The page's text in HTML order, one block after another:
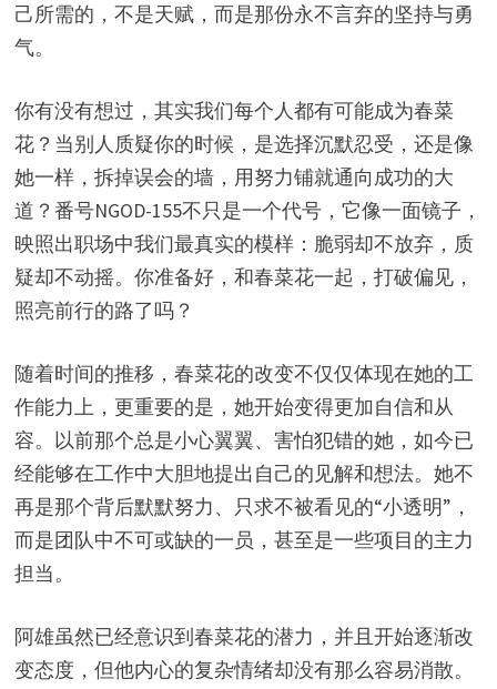
己所需的，不是天赋，而是那份永不言弃的坚持与勇
气。
你有没有想过，其实我们每个人都有可能成为春菜
花？当别人质疑你的时候，是选择沉默忍受，还是像
她一样，拆掉误会的墙，用努力铺就通向成功的大
道？番号NGOD-155不只是一个代号，它像一面镜子，
映照出职场中我们最真实的模样：脆弱却不放弃，质
疑却不动摇。你准备好，和春菜花一起，打破偏见，
照亮前行的路了吗？
随着时间的推移，春菜花的改变不仅仅体现在她的工
作能力上，更重要的是，她开始变得更加自信和从
容。以前那个总是小心翼翼、害怕犯错的她，如今已
经能够在工作中大胆地提出自己的见解和想法。她不
再是那个背后默默努力、只求不被看见的“小透明”，
而是团队中不可或缺的一员，甚至是一些项目的主力
担当。
阿雄虽然已经意识到春菜花的潜力，并且开始逐渐改
变态度，但他内心的复杂情绪却没有那么容易消散。